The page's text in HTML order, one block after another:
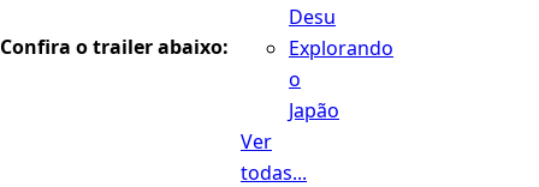
Desu
Explorando
o
Japão
Ver
todas...
Confira o trailer abaixo: